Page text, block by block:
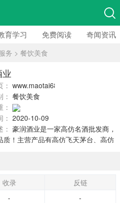
育学习 免费阅读 奇闻资讯
务 > 餐饮美食
www.maotai688.com
餐饮美食
2020-10-09
豪润酒业是一家高仿名酒批发商，
质！主营产品有高仿飞天茅台、高仿
吗？高仿茅台多少钱一瓶？欢迎加微
收录
反链
-
-